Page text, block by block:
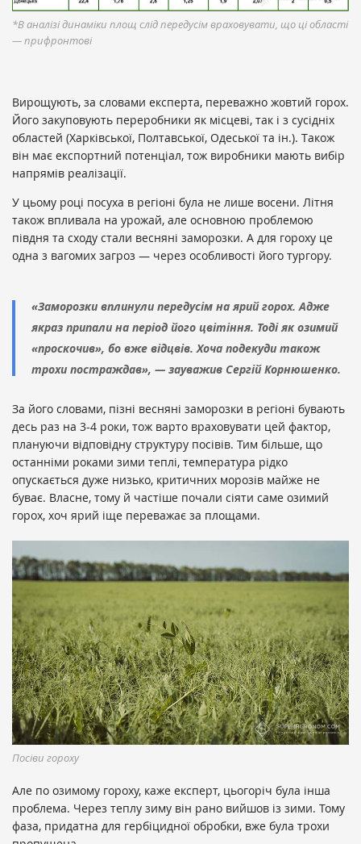
*В аналізі динаміки площ слід передусім враховувати, що ці області
— прифронтові
Вирощують, за словами експерта, переважно жовтий горох.
Його закуповують переробники як місцеві, так і з сусідніх
областей (Харківської, Полтавської, Одеської та ін.). Також
він має експортний потенціал, тож виробники мають вибір
напрямів реалізації.
У цьому році посуха в регіоні була не лише восени. Літня
також впливала на урожай, але основною проблемою
півдня та сходу стали весняні заморозки. А для гороху це
одна з вагомих загроз — через особливості його тургору.
«Заморозки вплинули передусім на ярий горох. Адже
якраз припали на період його цвітіння. Тоді як озимий
«проскочив», бо вже відцвів. Хоча подекуди також
трохи постраждав», — зауважив Сергій Корнюшенко.
За його словами, пізні весняні заморозки в регіоні бувають
десь раз на 3-4 роки, тож варто враховувати цей фактор,
плануючи відповідну структуру посівів. Тим більше, що
останніми роками зими теплі, температура рідко
опускається дуже низько, критичних морозів майже не
буває. Власне, тому й частіше почали сіяти саме озимий
горох, хоч ярий іще переважає за площами.
Посіви гороху
Але по озимому гороху, каже експерт, цьогоріч була інша
проблема. Через теплу зиму він рано вийшов із зими. Тому
фаза, придатна для гербіцидної обробки, вже була трохи